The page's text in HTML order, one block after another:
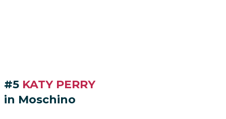
#5 KATY PERRY
in Moschino